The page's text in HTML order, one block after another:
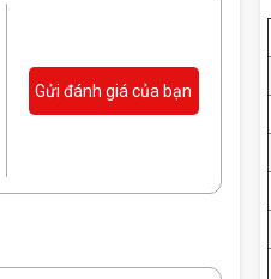
Gửi đánh giá của bạn